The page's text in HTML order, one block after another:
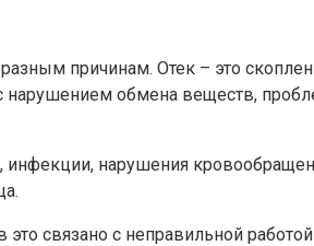
причинам. Отек – это
обмена веществ,
нарушения
связано с неправильной